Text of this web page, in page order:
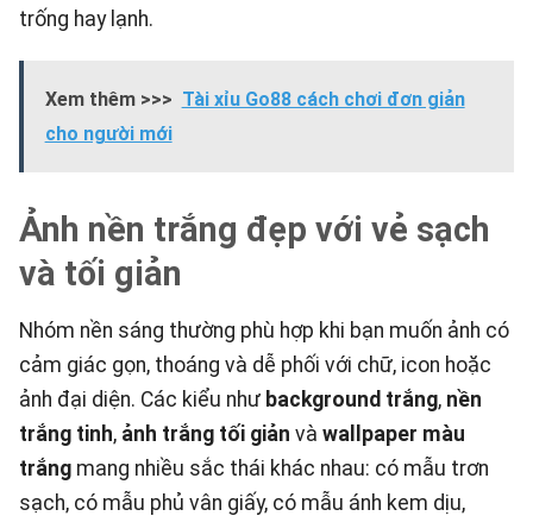
trống hay lạnh.
Xem thêm >>> Tài xỉu Go88 cách chơi đơn giản
cho người mới
Ảnh nền trắng đẹp với vẻ sạch
và tối giản
Nhóm nền sáng thường phù hợp khi bạn muốn ảnh có
cảm giác gọn, thoáng và dễ phối với chữ, icon hoặc
ảnh đại diện. Các kiểu như background trắng, nền
trắng tinh, ảnh trắng tối giản và wallpaper màu
trắng mang nhiều sắc thái khác nhau: có mẫu trơn
sạch, có mẫu phủ vân giấy, có mẫu ánh kem dịu,